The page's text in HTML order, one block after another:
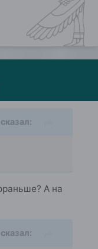
А на